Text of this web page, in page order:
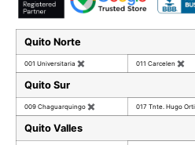
Quito Norte
001 Universitaria ✖ 011 Carcelen ✖
Quito Sur
009 Chaguarquingo ✖ 017 Tnte. Hugo
Quito Valles